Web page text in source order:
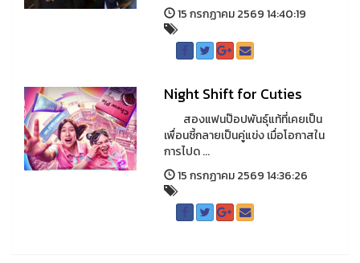
15 กรกฏาคม 2569 14:40:19
Night Shift for Cuties
สองแฟนป๊อปพันธุ์แท้ที่เคยเป็น
เพื่อนซี้กลายเป็นคู่แข่ง เมื่อโอกาสใน
การไปด ...
15 กรกฏาคม 2569 14:36:26